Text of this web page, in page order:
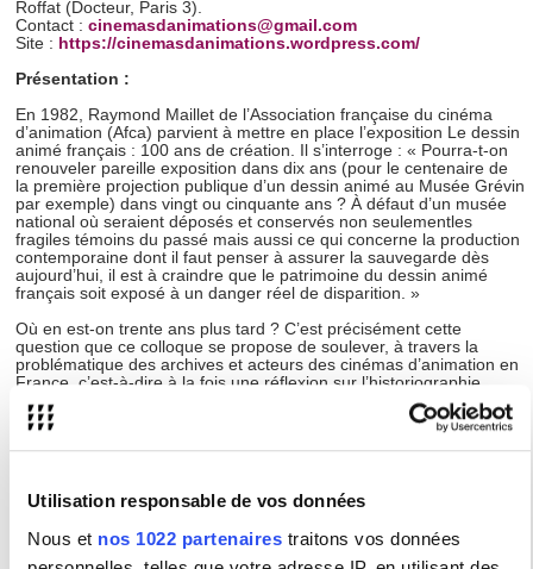
Utilisation responsable de vos données
Nous et nos 1022 partenaires traitons vos données
Roffat (Docteur, Paris 3).
Contact : cinemasdanimations@gmail.com
Site : https://cinemasdanimations.wordpress.com/
Présentation :
En 1982, Raymond Maillet de l’Association française du cinéma
d’animation (Afca) parvient à mettre en place l’exposition Le dessin
animé français : 100 ans de création. Il s’interroge : « Pourra-t-on
renouveler pareille exposition dans dix ans (pour le centenaire de
la première projection publique d’un dessin animé au Musée Grévin
par exemple) dans vingt ou cinquante ans ? À défaut d’un musée
national où seraient déposés et conservés non seulementles
fragiles témoins du passé mais aussi ce qui concerne la production
contemporaine dont il faut penser à assurer la sauvegarde dès
aujourd’hui, il est à craindre que le patrimoine du dessin animé
français soit exposé à un danger réel de disparition. »
Où en est-on trente ans plus tard ? C’est précisément cette
question que ce colloque se propose de soulever, à travers la
problématique des archives et acteurs des cinémas d’animation en
France, c’est-à-dire à la fois une réflexion sur l’historiographie,
l’archivistique, les premiers observateurs français, mais aussi un
état des lieux des nouveauxacteurs et des pratiques
contemporaines. Nous aurons également à coeur d’organiser un
certain nombre de tables rondes, conçues comme un lieu de
les chercheurs invités. En effet, alors que les universités anglo-
saxonnes possèdent des groupes de recherche ou des revues
Animation Journalfondé en 1991 par Maureen Furniss ou encore
l’Animation Research Centre dirigé par Susan Buchan – la France